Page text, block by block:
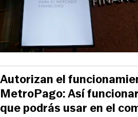
Autorizan el
MetroPago: Así
que podrás usar en el